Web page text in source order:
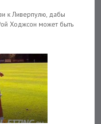
к Ливерпулю, дабы
Ходжсон может быть